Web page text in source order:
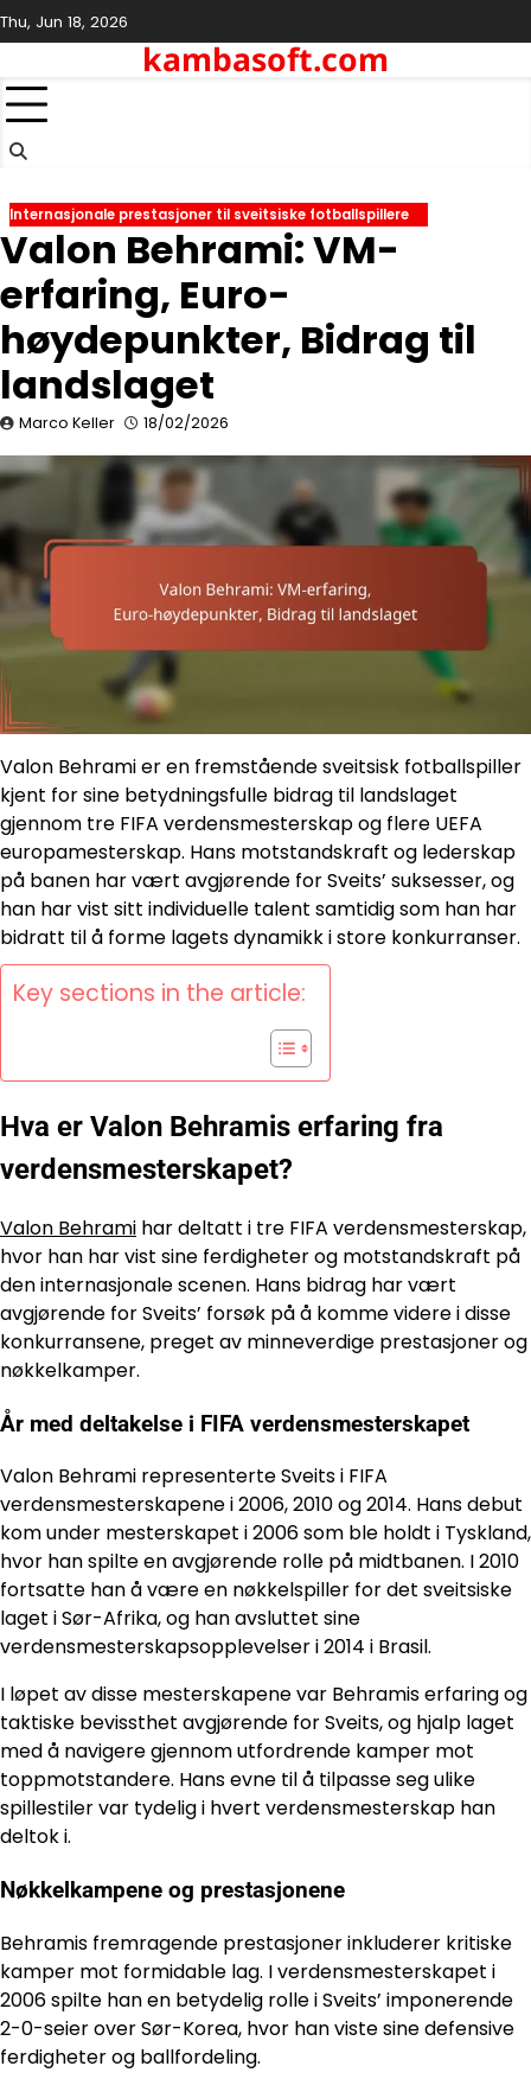
Skip
to
Thu, Jun 18, 2026
kambasoft.com
Internasjonale prestasjoner til sveitsiske fotballspillere
Valon Behrami: VM-
erfaring, Euro-
høydepunkter, Bidrag til
landslaget
Marco Keller 18/02/2026
Valon Behrami er en fremstående sveitsisk fotballspiller
kjent for sine betydningsfulle bidrag til landslaget
gjennom tre FIFA verdensmesterskap og flere UEFA
europamesterskap. Hans motstandskraft og lederskap
på banen har vært avgjørende for Sveits’ suksesser, og
han har vist sitt individuelle talent samtidig som han har
bidratt til å forme lagets dynamikk i store konkurranser.
Key sections in the article:
Hva er Valon Behramis erfaring fra
verdensmesterskapet?
Valon Behrami har deltatt i tre FIFA verdensmesterskap,
hvor han har vist sine ferdigheter og motstandskraft på
den internasjonale scenen. Hans bidrag har vært
avgjørende for Sveits’ forsøk på å komme videre i disse
konkurransene, preget av minneverdige prestasjoner og
nøkkelkamper.
År med deltakelse i FIFA verdensmesterskapet
Valon Behrami representerte Sveits i FIFA
verdensmesterskapene i 2006, 2010 og 2014. Hans debut
kom under mesterskapet i 2006 som ble holdt i Tyskland,
hvor han spilte en avgjørende rolle på midtbanen. I 2010
fortsatte han å være en nøkkelspiller for det sveitsiske
laget i Sør-Afrika, og han avsluttet sine
verdensmesterskapsopplevelser i 2014 i Brasil.
I løpet av disse mesterskapene var Behramis erfaring og
taktiske bevissthet avgjørende for Sveits, og hjalp laget
med å navigere gjennom utfordrende kamper mot
toppmotstandere. Hans evne til å tilpasse seg ulike
spillestiler var tydelig i hvert verdensmesterskap han
deltok i.
Nøkkelkampene og prestasjonene
Behramis fremragende prestasjoner inkluderer kritiske
kamper mot formidable lag. I verdensmesterskapet i
2006 spilte han en betydelig rolle i Sveits’ imponerende
2-0-seier over Sør-Korea, hvor han viste sine defensive
ferdigheter og ballfordeling.